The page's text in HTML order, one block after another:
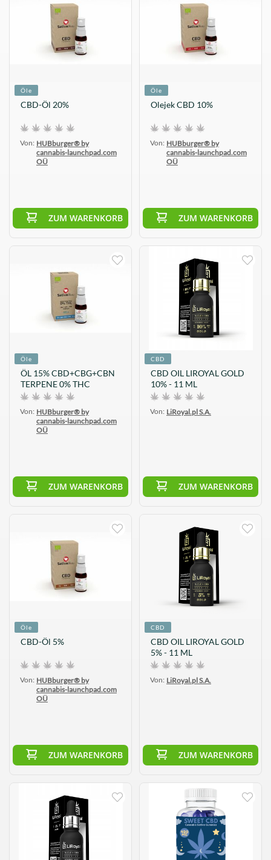
Öle
CBD-Öl 20%
Von: HUBburger® by
cannabis-launchpad.com
OÜ
ZUM WARENKORB
Öle
Olejek CBD 10%
Von: HUBburger® by
cannabis-launchpad.com
OÜ
ZUM WARENKORB
Öle
ÖL 15% CBD+CBG+CBN
TERPENE 0% THC
Von: HUBburger® by
cannabis-launchpad.com
OÜ
ZUM WARENKORB
CBD
CBD OIL LIROYAL GOLD
10% - 11 ML
Von: LiRoyal.pl S.A.
ZUM WARENKORB
Öle
CBD-Öl 5%
Von: HUBburger® by
cannabis-launchpad.com
OÜ
ZUM WARENKORB
CBD
CBD OIL LIROYAL GOLD
5% - 11 ML
Von: LiRoyal.pl S.A.
ZUM WARENKORB